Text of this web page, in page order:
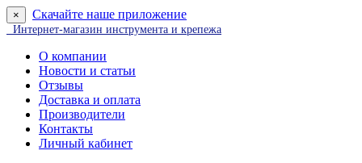
× Скачайте наше приложение
Интернет-магазин инструмента и крепежа
О компании
Новости и статьи
Отзывы
Доставка и оплата
Производители
Контакты
Личный кабинет